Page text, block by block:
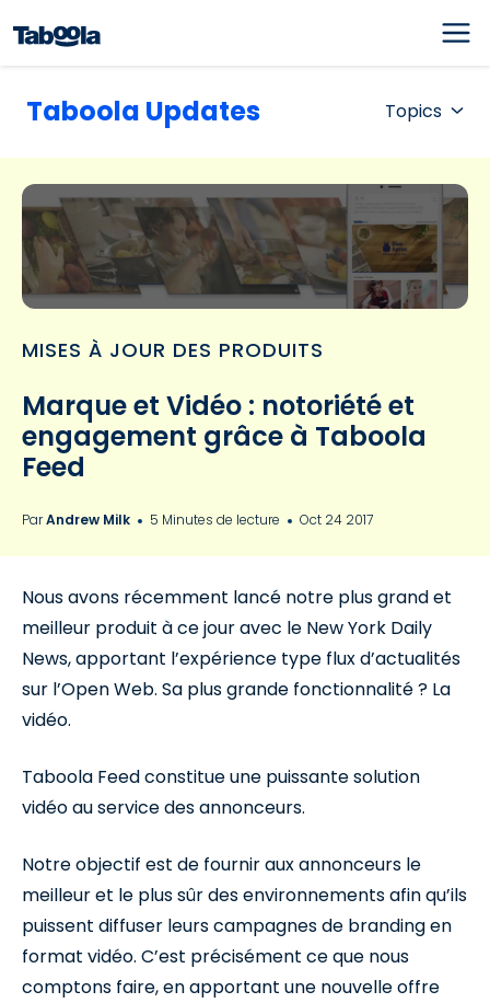
Taboola Updates Topics
MISES À JOUR DES PRODUITS
Marque et Vidéo : notoriété et
engagement grâce à Taboola
Feed
ParAndrew Milk 5 Minutes de lecture Oct 24 2017
Nous avons récemment lancé notre plus grand et
meilleur produit à ce jour avec le New York Daily
News, apportant l’expérience type flux d’actualités
sur l’Open Web. Sa plus grande fonctionnalité ? La
vidéo.
Taboola Feed constitue une puissante solution
vidéo au service des annonceurs.
Notre objectif est de fournir aux annonceurs le
meilleur et le plus sûr des environnements afin qu’ils
puissent diffuser leurs campagnes de branding en
format vidéo. C’est précisément ce que nous
comptons faire, en apportant une nouvelle offre